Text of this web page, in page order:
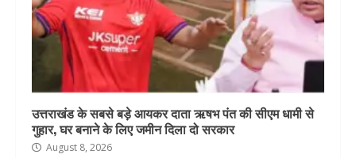
उत्तराखंड के सबसे बड़े आयकर दाता ऋषभ पंत की सीएम धामी से
गुहार, घर बनाने के लिए जमीन दिला दो सरकार
August 8, 2026